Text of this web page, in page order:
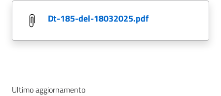
dt-185-del-18032025.pdf
Ultimo aggiornamento